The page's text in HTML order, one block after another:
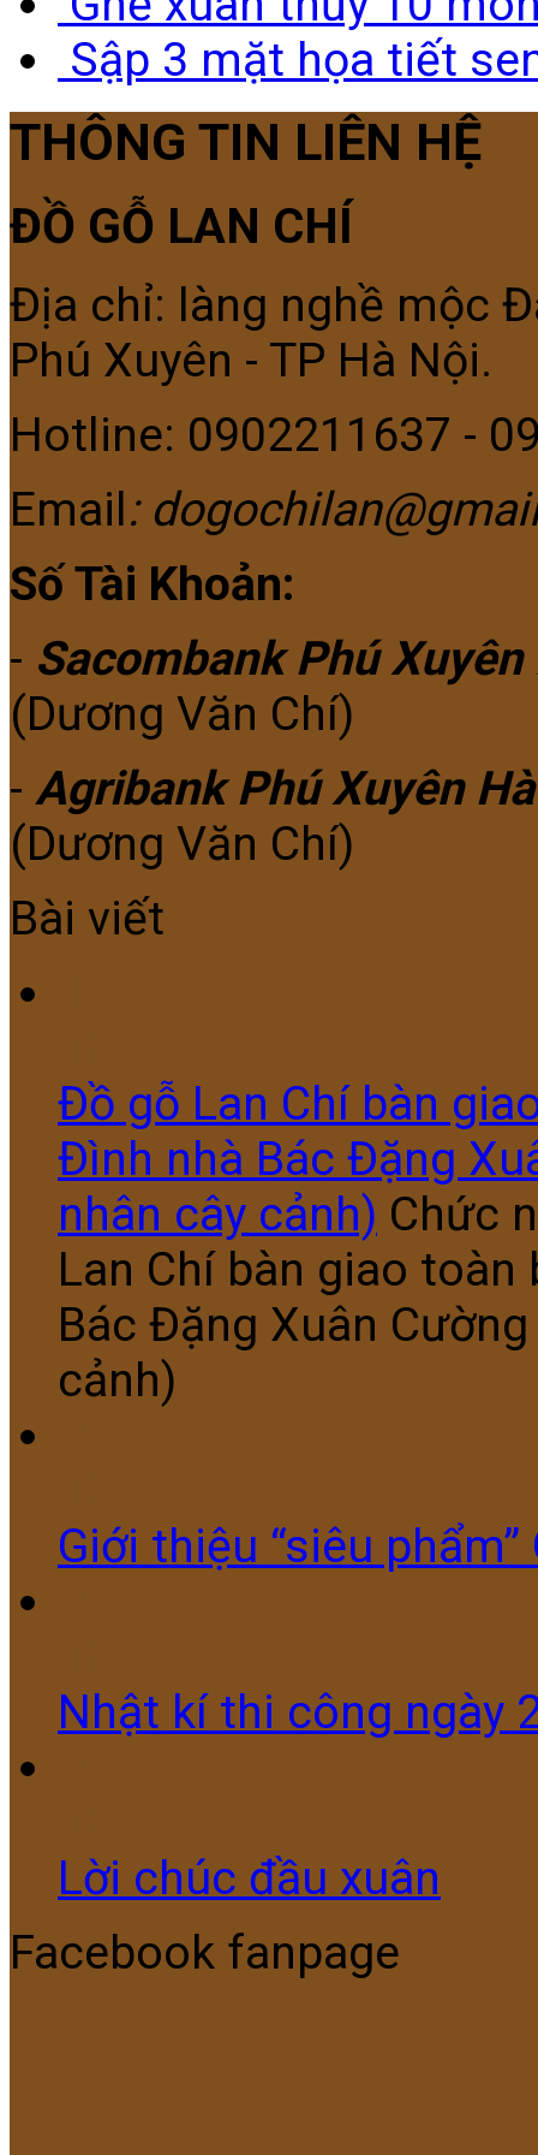
Sập 3 mặt họa tiết
THÔNG TIN LIÊN HỆ
ĐỒ GỖ LAN CHÍ
Địa chỉ: làng nghề mộc
Phú Xuyên - TP Hà Nội.
Hotline: 0902211637 -
Email:
Số Tài Khoản:
- Sacombank Phú
(Dương Văn Chí)
- Agribank Phú Xuyên
(Dương Văn Chí)
Bài viết
Đồ gỗ Lan Chí bàn
Đình nhà Bác Đặng
nhân cây cảnh) Chức
Lan Chí bàn giao
Bác Đặng Xuân
cảnh)
Giới thiệu “siêu
Nhật kí thi công ngày
Lời chúc đầu xuân
Facebook fanpage